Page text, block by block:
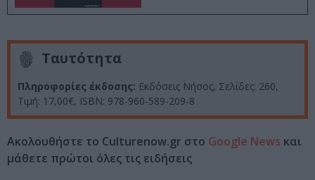
Ταυτότητα
Πληροφορίες έκδοσης: Εκδόσεις Νήσος, Σελίδες: 260,
Τιμή: 17,00€, ISBN: 978-960-589-209-8
Ακολουθήστε το Culturenow.gr στο Google News και
μάθετε πρώτοι όλες τις ειδήσεις